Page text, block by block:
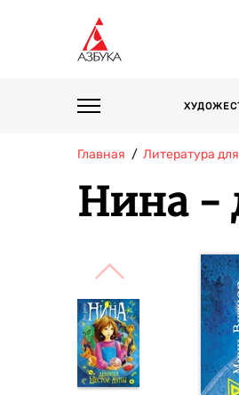
Главная Литература
Нина -